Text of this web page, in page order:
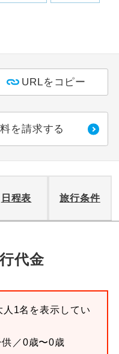
URLをコピー
を請求する
日程表 旅行条件
代金
人1名を表示してい
／0歳〜0歳